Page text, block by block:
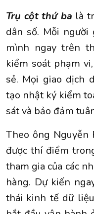
Trụ cột thứ ba là
dân số. Mỗi người
mình ngay trên
kiểm soát phạm
sẻ. Mọi giao dịch
tạo nhật ký kiểm
sát và bảo đảm
Theo ông Nguyễn
được thí điểm
tham gia của các
hàng. Dự kiến
thái kinh tế dữ